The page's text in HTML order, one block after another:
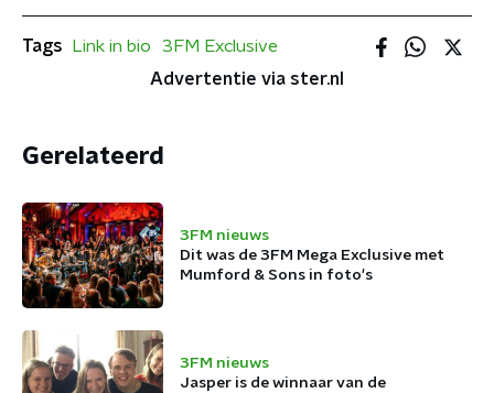
Tags Link in bio
3FM Exclusive
Advertentie via ster.nl
Gerelateerd
3FM nieuws
Dit was de 3FM Mega Exclusive met
Mumford & Sons in foto's
3FM nieuws
Jasper is de winnaar van de